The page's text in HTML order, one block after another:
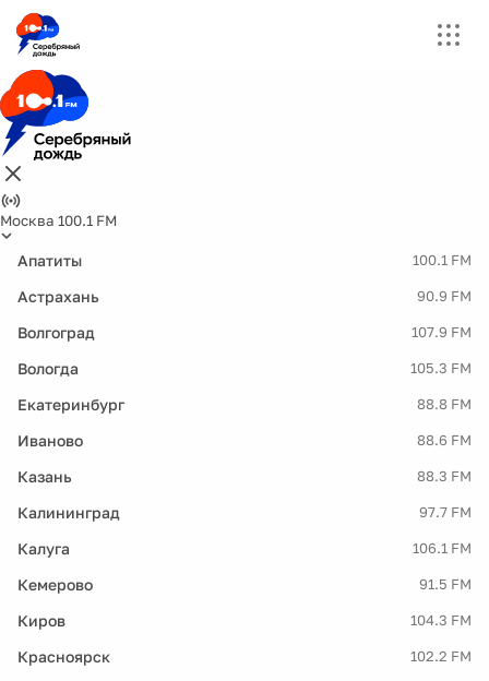
Москва 100.1 FM
Апатиты 100.1 FM
Астрахань 90.9 FM
Волгоград 107.9 FM
Вологда 105.3 FM
Екатеринбург 88.8 FM
Иваново 88.6 FM
Казань 88.3 FM
Калининград 97.7 FM
Калуга 106.1 FM
Кемерово 91.5 FM
Киров 104.3 FM
Красноярск 102.2 FM